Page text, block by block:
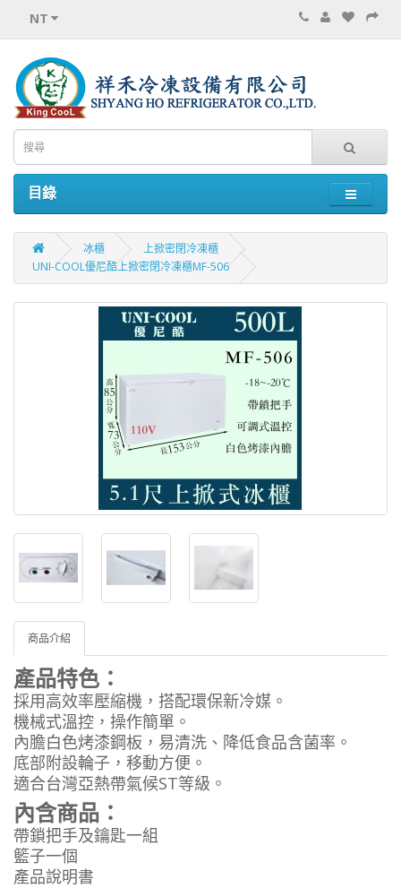
NT
目錄
冰櫃
上掀密閉冷凍櫃
UNI-COOL優尼酷上掀密閉冷凍櫃MF-506
商品介紹
產品特色：
採用高效率壓縮機，搭配環保新冷媒。
機械式溫控，操作簡單。
內膽白色烤漆鋼板，易清洗、降低食品含菌率。
底部附設輪子，移動方便。
適合台灣亞熱帶氣候ST等級。
內含商品：
帶鎖把手及鑰匙一組
籃子一個
產品說明書